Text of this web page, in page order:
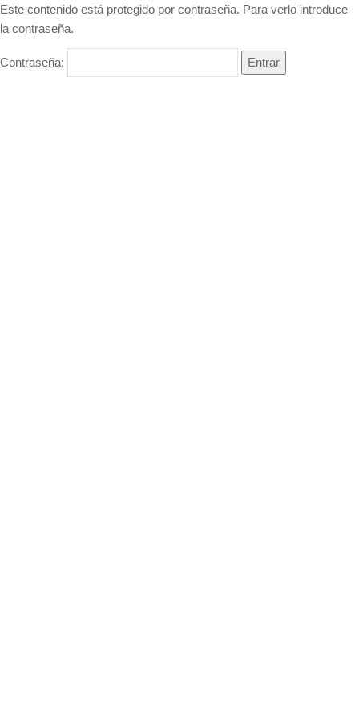
Este contenido está protegido por contraseña. Para verlo introduce
la contraseña.
Contraseña: